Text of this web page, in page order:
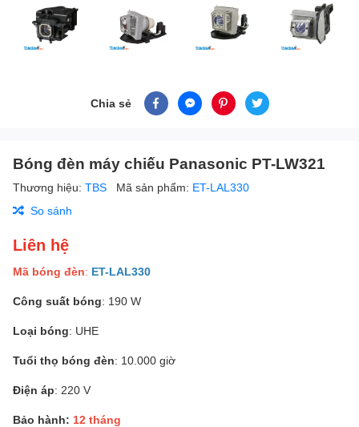
Chia sẻ
Bóng đèn máy chiếu Panasonic PT-LW321
Thương hiệu: TBS Mã sản phẩm: ET-LAL330
So sánh
Liên hệ
Mã bóng đèn: ET-LAL330
Công suất bóng: 190 W
Loại bóng: UHE
Tuổi thọ bóng đèn: 10.000 giờ
Điện áp: 220 V
Bảo hành: 12 tháng